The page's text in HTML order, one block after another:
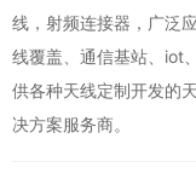
线，射频连接器，广泛
线覆盖、通信基站、iot
供各种天线定制开发的
决方案服务商。